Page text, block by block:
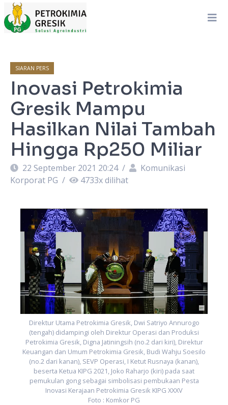
SIARAN PERS
Inovasi Petrokimia
Gresik Mampu
Hasilkan Nilai Tambah
Hingga Rp250 Miliar
22 September 2021 20:24 /
Komunikasi
Korporat PG / 4733x dilihat
Direktur Utama Petrokimia Gresik, Dwi Satriyo Annurogo
(tengah) didampingi oleh Direktur Operasi dan Produksi
Petrokimia Gresik, Digna Jatiningsih (no.2 dari kiri), Direktur
Keuangan dan Umum Petrokimia Gresik, Budi Wahju Soesilo
(no.2 dari kanan), SEVP Operasi, I Ketut Rusnaya (kanan),
beserta Ketua KIPG 2021, Joko Raharjo (kiri) pada saat
pemukulan gong sebagai simbolisasi pembukaan Pesta
Inovasi Kerajaan Petrokimia Gresik KIPG XXXV
Foto : Komkor PG